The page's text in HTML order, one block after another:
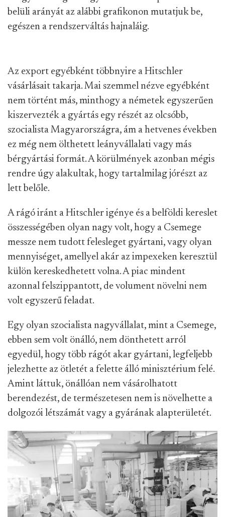
belüli arányát az alábbi grafikonon mutatjuk be,
egészen a rendszerváltás hajnaláig.
Az export egyébként többnyire a Hitschler
vásárlásait takarja. Mai szemmel nézve egyébként
nem történt más, minthogy a németek egyszerűen
kiszervezték a gyártás egy részét az olcsóbb,
szocialista Magyarországra, ám a hetvenes években
ez még nem ölthetett leányvállalati vagy más
bérgyártási formát. A körülmények azonban mégis
rendre úgy alakultak, hogy tartalmilag jórészt az
lett belőle.
A rágó iránt a Hitschler igénye és a belföldi kereslet
összességében olyan nagy volt, hogy a Csemege
messze nem tudott felesleget gyártani, vagy olyan
mennyiséget, amellyel akár az impexeken keresztül
külön kereskedhetett volna. A piac mindent
azonnal felszippantott, de volument növelni nem
volt egyszerű feladat.
Egy olyan szocialista nagyvállalat, mint a Csemege,
ebben sem volt önálló, nem dönthetett arról
egyedül, hogy több rágót akar gyártani, legfeljebb
jelezhette az ötletét a felette álló minisztérium felé.
Amint láttuk, önállóan nem vásárolhatott
berendezést, de természetesen nem is növelhette a
dolgozói létszámát vagy a gyárának alapterületét.